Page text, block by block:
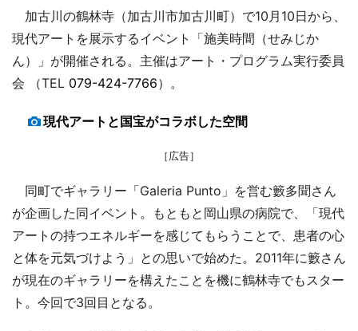
加古川の鶴林寺（加古川市加古川町）で10月10日から、
現代アートを展示するイベント「施美時間（せみじか
ん）」が開催される。主催はアート・プログラム実行委員
会 （TEL 079-424-7766）。
現代アートと国宝がコラボした空間
［広告］
同町でギャラリー「Galeria Punto」を営む籔多聞さん
が企画した同イベント。もともと岡山県の病院で、「現代
アートの持つエネルギーを感じてもらうことで、患者の心
と体を元気づけよう」との思いで始めた。2011年に籔さん
が現在のギャラリーを構えたことを機に鶴林寺でもスター
ト。今回で3回目となる。